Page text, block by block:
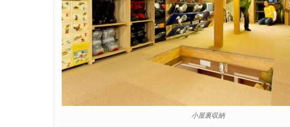
小屋裏収納